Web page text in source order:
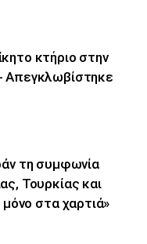
κτήριο στην
Απεγκλωβίστηκε
τη συμφωνία
Τουρκίας και
μόνο στα χαρτιά»